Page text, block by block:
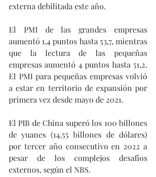
externa debilitada este año.
El PMI de las grandes empresas
aumentó 1,4 puntos hasta 53,7, mientras
que la lectura de las pequeñas
empresas aumentó 4 puntos hasta 51,2.
El PMI para pequeñas empresas volvió
a estar en territorio de expansión por
primera vez desde mayo de 2021.
El PIB de China superó los 100 billones
de yuanes (14,55 billones de dólares)
por tercer año consecutivo en 2022 a
pesar de los complejos desafíos
externos, según el NBS.